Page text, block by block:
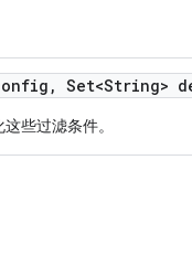
, Set<String>
些过滤条件。